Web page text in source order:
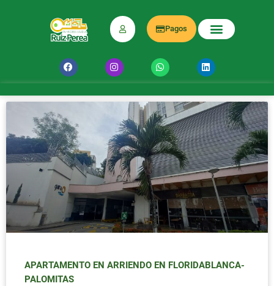
Pagos
APARTAMENTO EN ARRIENDO EN FLORIDABLANCA-
PALOMITAS